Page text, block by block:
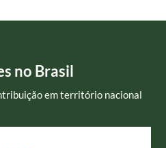
no Brasil
em território nacional